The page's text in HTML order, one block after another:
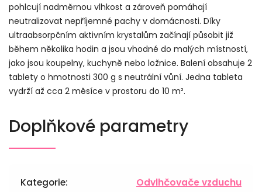
pohlcují nadměrnou vlhkost a zároveň pomáhají
neutralizovat nepříjemné pachy v domácnosti. Díky
ultraabsorpčním aktivním krystalům začínají působit již
během několika hodin a jsou vhodné do malých místností,
jako jsou koupelny, kuchyně nebo ložnice. Balení obsahuje 2
tablety o hmotnosti 300 g s neutrální vůní. Jedna tableta
vydrží až cca 2 měsíce v prostoru do 10 m².
Doplňkové parametry
Kategorie: Odvlhčovače vzduchu